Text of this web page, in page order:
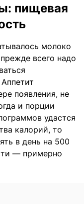
пищевая
молоко
всего надо
появления, не
и порции
удастся
калорий, то
в день на 500
— примерно